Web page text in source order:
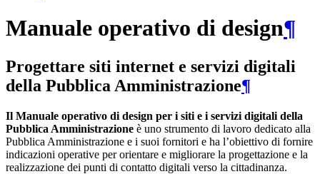
Manuale operativo di design¶
Progettare siti internet e servizi digitali
della Pubblica Amministrazione¶
Il Manuale operativo di design per i siti e i servizi digitali della
Pubblica Amministrazione è uno strumento di lavoro dedicato alla
Pubblica Amministrazione e i suoi fornitori e ha l’obiettivo di fornire
indicazioni operative per orientare e migliorare la progettazione e la
realizzazione dei punti di contatto digitali verso la cittadinanza.